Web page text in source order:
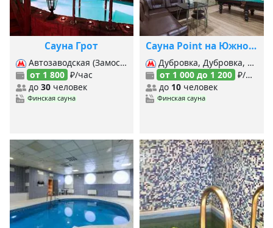
Сауна Грот
Автозаводская (Замоскворецкая), Автозаводская (МЦК), Коломенская, Таганская (Кольцевая), Таганская (Таг.-Краснопр.), Кожуховская,
от 1 800 ₽/час
до 30 человек
Финская сауна
Сауна Point на Южнопортовой
Дубровка, Дубровка, Кожуховская, Угрешская,
от 1 000 до 1 200 ₽/час
до 10человек
Финская сауна